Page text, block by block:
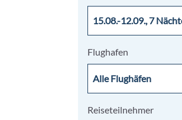
Flughafen
Reiseteilnehmer